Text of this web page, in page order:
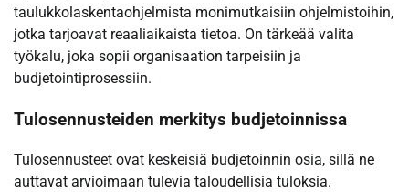
taulukkolaskentaohjelmista monimutkaisiin ohjelmistoihin,
jotka tarjoavat reaaliaikaista tietoa. On tärkeää valita
työkalu, joka sopii organisaation tarpeisiin ja
budjetointiprosessiin.
Tulosennusteiden merkitys budjetoinnissa
Tulosennusteet ovat keskeisiä budjetoinnin osia, sillä ne
auttavat arvioimaan tulevia taloudellisia tuloksia.